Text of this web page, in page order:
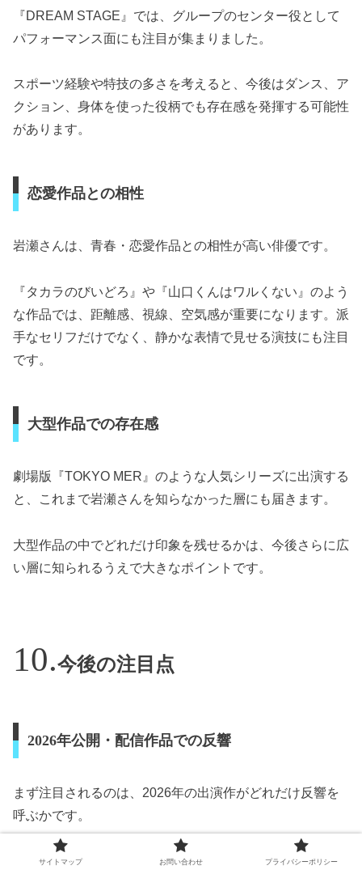
『DREAM STAGE』では、グループのセンター役として
パフォーマンス面にも注目が集まりました。
スポーツ経験や特技の多さを考えると、今後はダンス、ア
クション、身体を使った役柄でも存在感を発揮する可能性
があります。
恋愛作品との相性
岩瀬さんは、青春・恋愛作品との相性が高い俳優です。
『タカラのびいどろ』や『山口くんはワルくない』のよう
な作品では、距離感、視線、空気感が重要になります。派
手なセリフだけでなく、静かな表情で見せる演技にも注目
です。
大型作品での存在感
劇場版『TOKYO MER』のような人気シリーズに出演する
と、これまで岩瀬さんを知らなかった層にも届きます。
大型作品の中でどれだけ印象を残せるかは、今後さらに広
い層に知られるうえで大きなポイントです。
今後の注目点
2026年公開・配信作品での反響
まず注目されるのは、2026年の出演作がどれだけ反響を
呼ぶかです。
『山口くんはワルくない』『クロエマ』『劇場版TOKYO
サイトマップ お問い合わせ プライバシーポリシー